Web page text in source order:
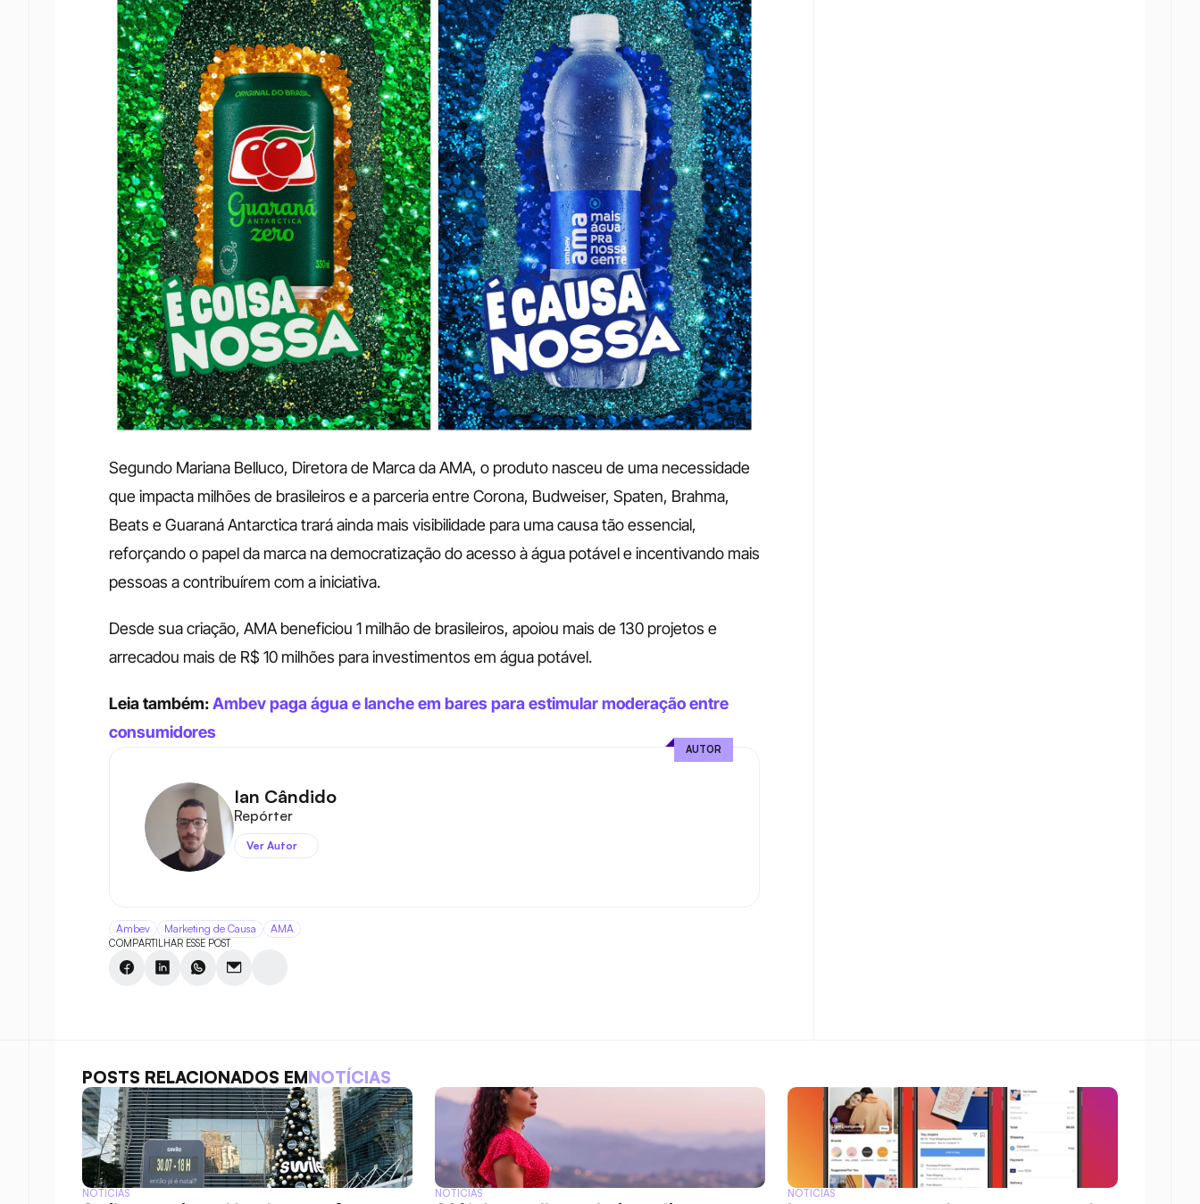
Segundo Mariana Belluco, Diretora de Marca da AMA, o produto nasceu de uma necessidade
que impacta milhões de brasileiros e a parceria entre Corona, Budweiser, Spaten, Brahma,
Beats e Guaraná Antarctica trará ainda mais visibilidade para uma causa tão essencial,
reforçando o papel da marca na democratização do acesso à água potável e incentivando mais
pessoas a contribuírem com a iniciativa.
Desde sua criação, AMA beneficiou 1 milhão de brasileiros, apoiou mais de 130 projetos e
arrecadou mais de R$ 10 milhões para investimentos em água potável.
Leia também: Ambev paga água e lanche em bares para estimular moderação entre
consumidores
Ambev Marketing de Causa AMA
COMPARTILHAR ESSE POST
Ian Cândido
Repórter
Ver Autor
AUTOR
POSTS RELACIONADOS EMNOTÍCIAS
NOTÍCIAS NOTÍCIAS NOTÍCIAS